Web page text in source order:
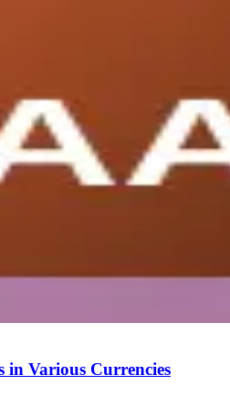
in Various Currencies